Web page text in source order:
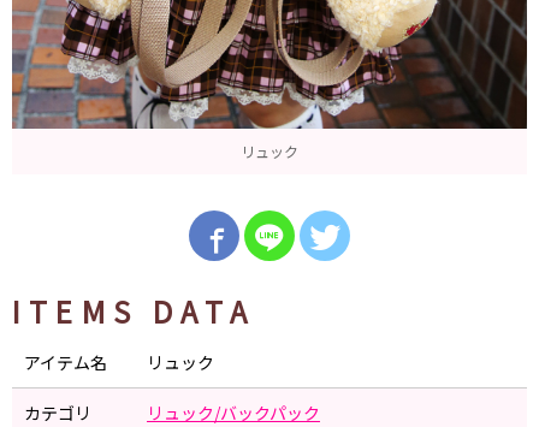
リュック
ITEMS DATA
アイテム名 リュック
カテゴリ リュック/バックパック